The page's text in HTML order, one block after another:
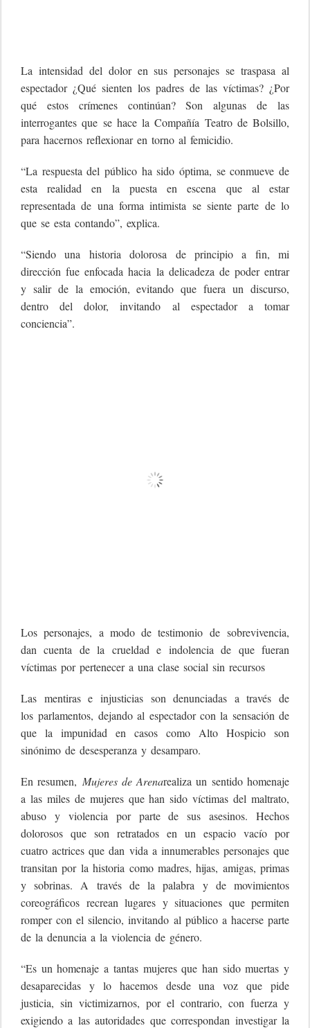
La intensidad del dolor en sus personajes se traspasa al
espectador ¿Qué sienten los padres de las víctimas? ¿Por
qué estos crímenes continúan? Son algunas de las
interrogantes que se hace la Compañía Teatro de Bolsillo,
para hacernos reflexionar en torno al femicidio.
“La respuesta del público ha sido óptima, se conmueve de
esta realidad en la puesta en escena que al estar
representada de una forma intimista se siente parte de lo
que se esta contando”, explica.
“Siendo una historia dolorosa de principio a fin, mi
dirección fue enfocada hacia la delicadeza de poder entrar
y salir de la emoción, evitando que fuera un discurso,
dentro del dolor, invitando al espectador a tomar
conciencia”.
Los personajes, a modo de testimonio de sobrevivencia,
dan cuenta de la crueldad e indolencia de que fueran
víctimas por pertenecer a una clase social sin recursos
Las mentiras e injusticias son denunciadas a través de
los parlamentos, dejando al espectador con la sensación de
que la impunidad en casos como Alto Hospicio son
sinónimo de desesperanza y desamparo.
En resumen, Mujeres de Arenarealiza un sentido homenaje
a las miles de mujeres que han sido víctimas del maltrato,
abuso y violencia por parte de sus asesinos. Hechos
dolorosos que son retratados en un espacio vacío por
cuatro actrices que dan vida a innumerables personajes que
transitan por la historia como madres, hijas, amigas, primas
y sobrinas. A través de la palabra y de movimientos
coreográficos recrean lugares y situaciones que permiten
romper con el silencio, invitando al público a hacerse parte
de la denuncia a la violencia de género.
“Es un homenaje a tantas mujeres que han sido muertas y
desaparecidas y lo hacemos desde una voz que pide
justicia, sin victimizarnos, por el contrario, con fuerza y
exigiendo a las autoridades que correspondan investigar la